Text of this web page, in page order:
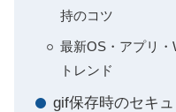
持のコツ
最新OS・アプリ
トレンド
gif保存時のセキ